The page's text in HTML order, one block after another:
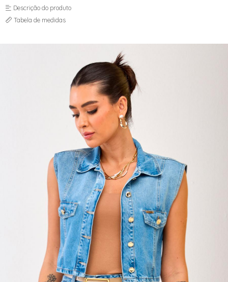
MOM
PANTACOURT
RETA
SAIA
SKINNY
WIDE LEG
Descrição do produto
Tabela de medidas